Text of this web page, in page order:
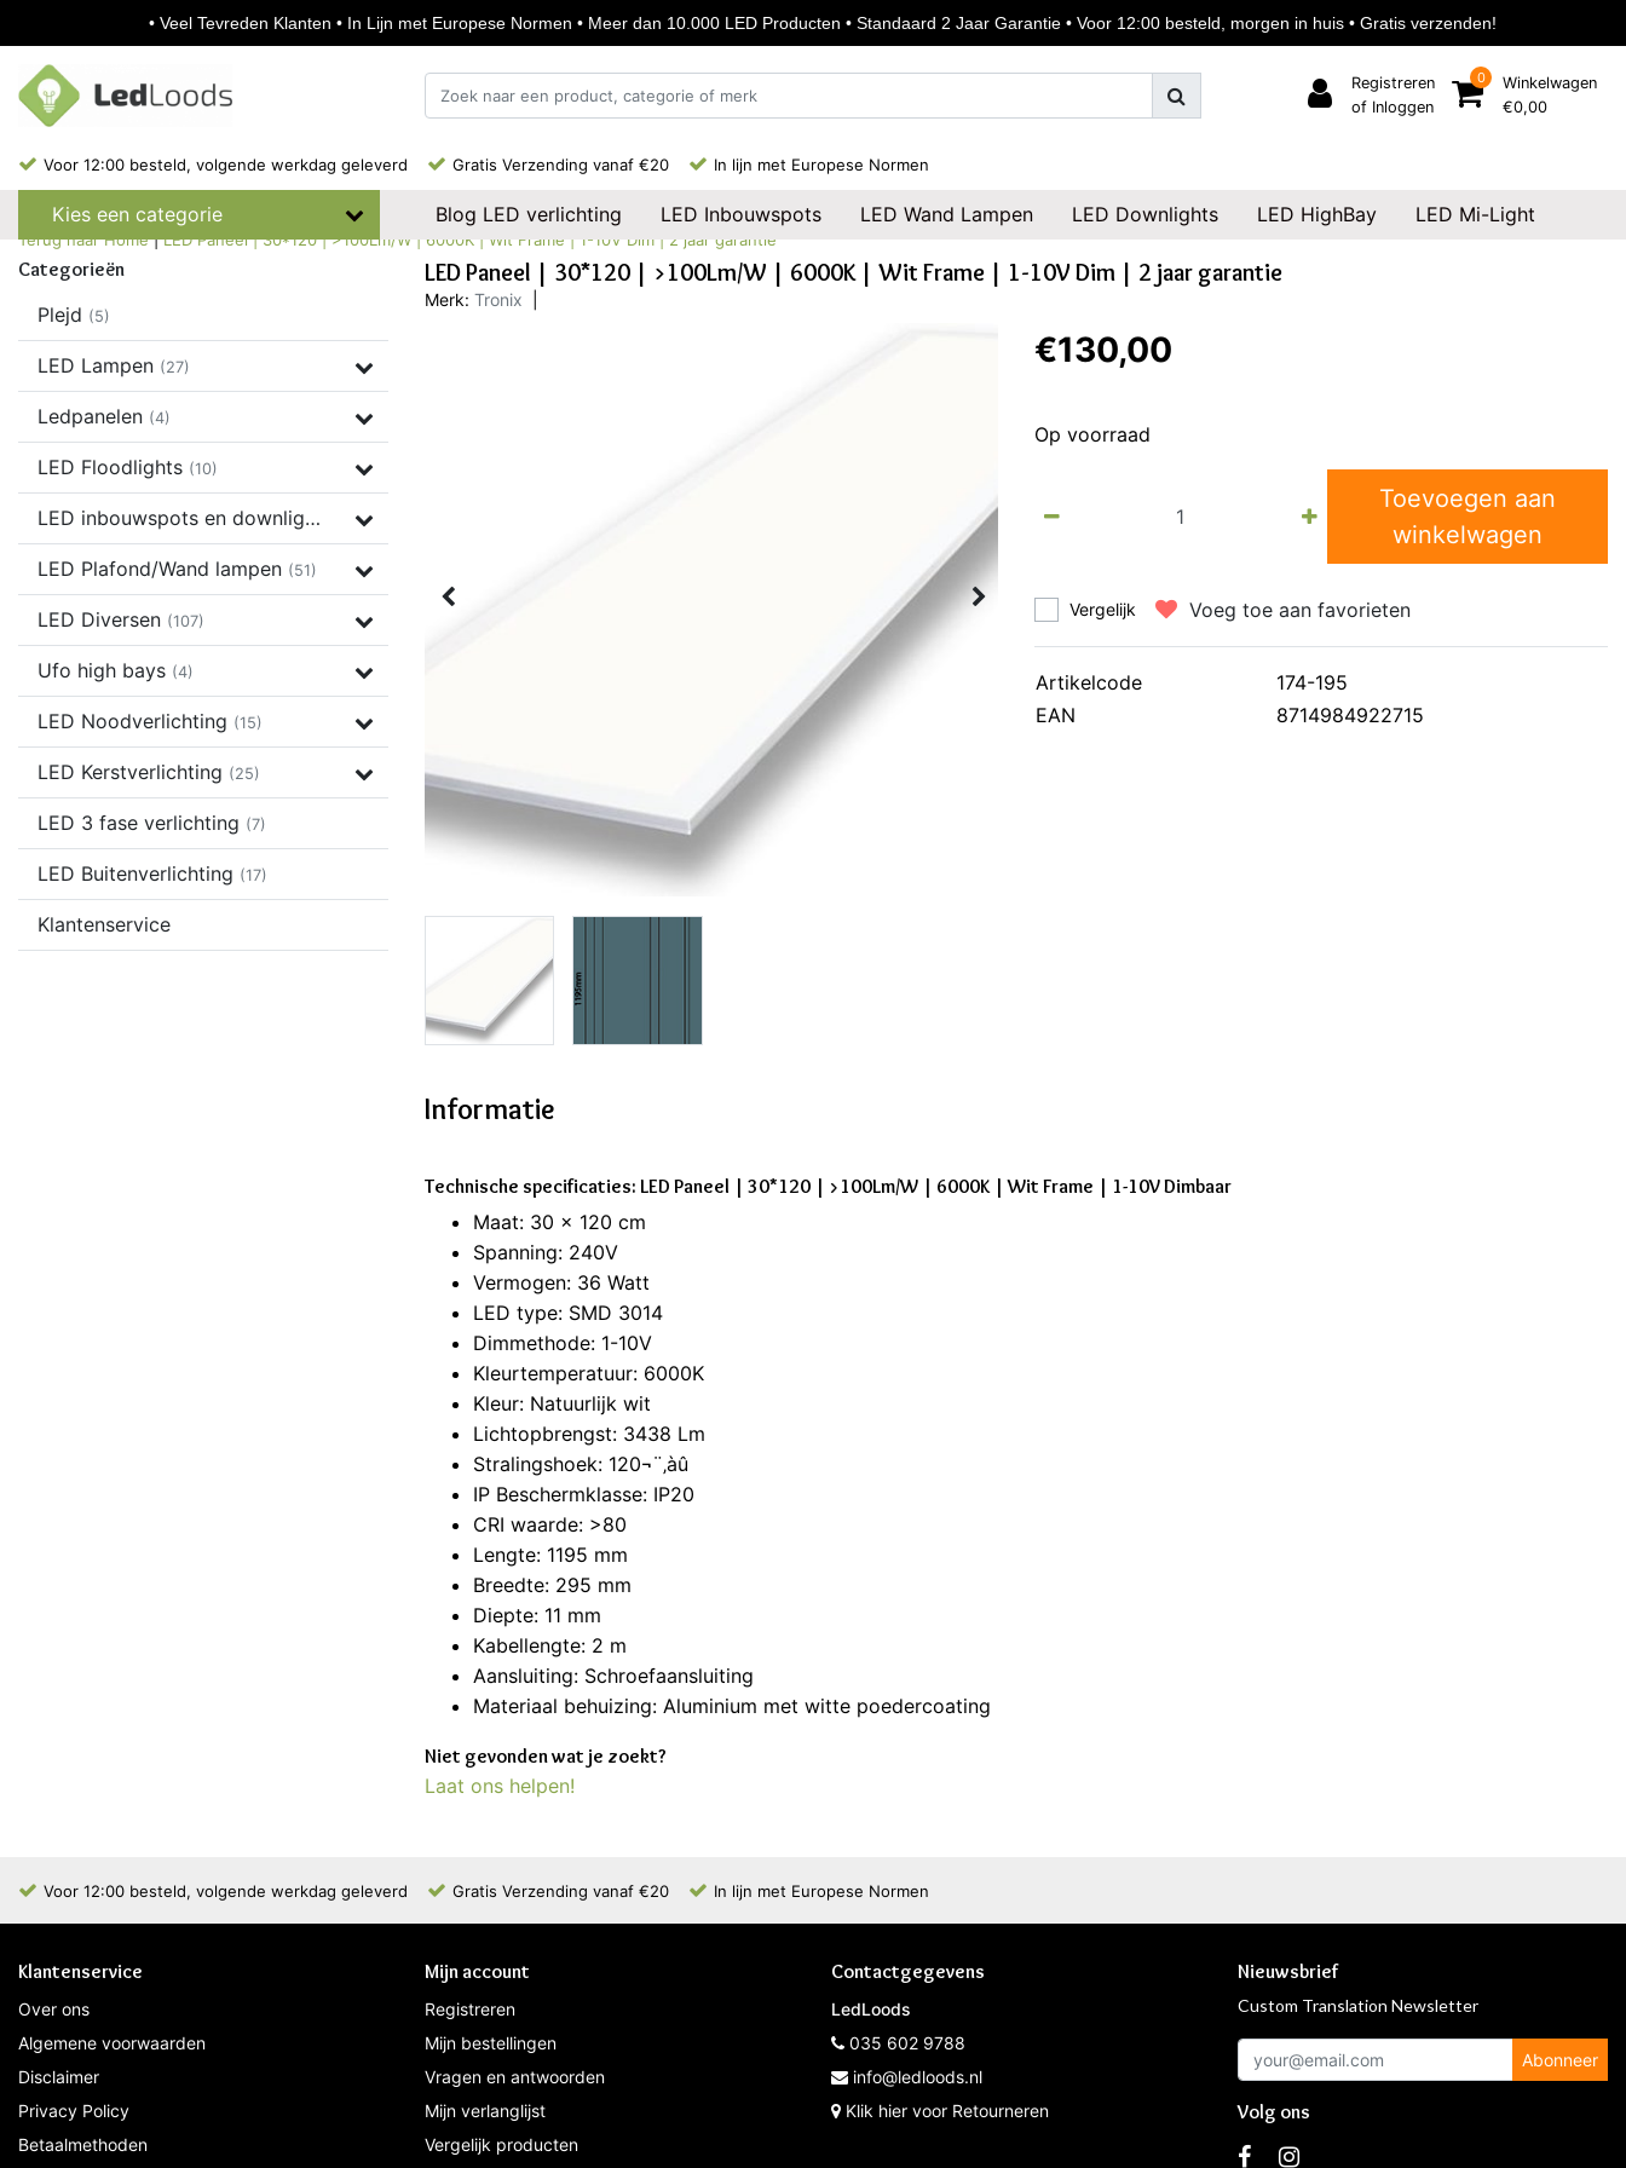
Registreren
of Inloggen
0
Winkelwagen
€0,00
Voor 12:00 besteld, volgende werkdag geleverd Gratis Verzending vanaf €20 In lijn met Europese Normen
Kies een categorie Blog LED verlichting LED Inbouwspots LED Wand Lampen LED Downlights LED HighBay LED Mi-Light
Terug naar Home|LED Paneel | 30*120 | >100Lm/W | 6000K | Wit Frame | 1-10V Dim | 2 jaar garantie
Categorieën
Plejd (5)
LED Lampen (27)
Ledpanelen (4)
LED Floodlights (10)
LED inbouwspots en downlights (37)
LED Plafond/Wand lampen (51)
LED Diversen (107)
Ufo high bays (4)
LED Noodverlichting (15)
LED Kerstverlichting (25)
LED 3 fase verlichting (7)
LED Buitenverlichting (17)
Klantenservice
LED Paneel | 30*120 | >100Lm/W | 6000K | Wit Frame | 1-10V Dim | 2 jaar garantie
Merk: Tronix
€130,00
Op voorraad
Toevoegen aan
winkelwagen
Vergelijk Voeg toe aan favorieten
Artikelcode
174-195
EAN
8714984922715
Informatie
Technische specificaties: LED Paneel | 30*120 | >100Lm/W | 6000K | Wit Frame | 1-10V Dimbaar
Maat: 30 x 120 cm
Spanning: 240V
Vermogen: 36 Watt
LED type: SMD 3014
Dimmethode: 1-10V
Kleurtemperatuur: 6000K
Kleur: Natuurlijk wit
Lichtopbrengst: 3438 Lm
Stralingshoek: 120¬¨‚àû
IP Beschermklasse: IP20
CRI waarde: >80
Lengte: 1195 mm
Breedte: 295 mm
Diepte: 11 mm
Kabellengte: 2 m
Aansluiting: Schroefaansluiting
Materiaal behuizing: Aluminium met witte poedercoating
Niet gevonden wat je zoekt?
Laat ons helpen!
Voor 12:00 besteld, volgende werkdag geleverd Gratis Verzending vanaf €20 In lijn met Europese Normen
Klantenservice
Over ons
Algemene voorwaarden
Disclaimer
Privacy Policy
Betaalmethoden
Mijn account
Registreren
Mijn bestellingen
Vragen en antwoorden
Mijn verlanglijst
Vergelijk producten
Contactgegevens
LedLoods
035 602 9788
info@ledloods.nl
Klik hier voor Retourneren
Nieuwsbrief
Custom Translation Newsletter
Abonneer
Volg ons
• Veel Tevreden Klanten • In Lijn met Europese Normen • Meer dan 10.000 LED Producten • Standaard 2 Jaar Garantie • Voor 12:00 besteld, morgen in huis • Gratis verzenden!